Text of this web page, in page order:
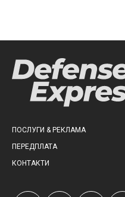
ПОСЛУГИ & РЕКЛАМА
ПЕРЕДПЛАТА
КОНТАКТИ